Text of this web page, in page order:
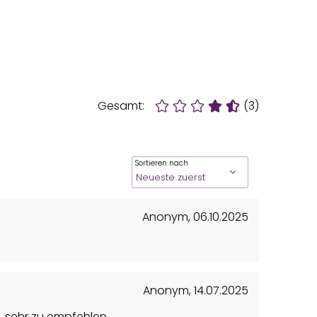
Gesamt: (3)
Sortieren nach
Anonym,06.10.2025
Anonym,14.07.2025